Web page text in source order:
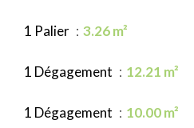
1 Palier 3.26 m²
1 Dégagement 12.21 m²
1 Dégagement 10.00 m²